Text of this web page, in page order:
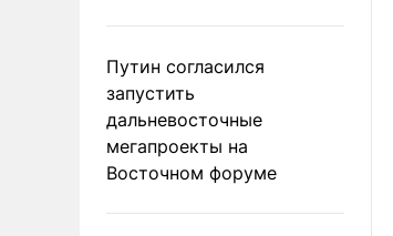
Путин согласился
запустить
дальневосточные
мегапроекты на
Восточном форуме